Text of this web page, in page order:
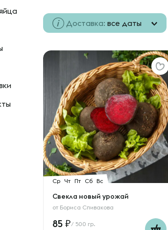
Доставка: все даты
Ср Чт Пт Сб Вс
Свекла новый урожай
от Бориса Спивакова
85 / 500 гр.